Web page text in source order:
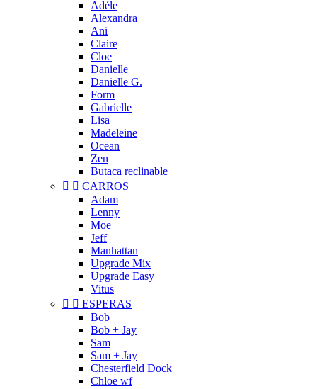
Adéle
Alexandra
Ani
Claire
Cloe
Danielle
Danielle G.
Form
Gabrielle
Lisa
Madeleine
Ocean
Zen
Butaca reclinable
  CARROS
Adam
Lenny
Moe
Jeff
Manhattan
Upgrade Mix
Upgrade Easy
Vitus
  ESPERAS
Bob
Bob + Jay
Sam
Sam + Jay
Chesterfield Dock
Chloe wf